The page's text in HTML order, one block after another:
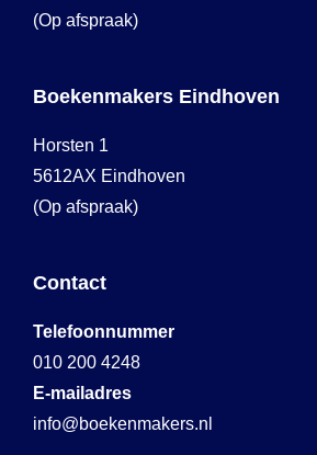
(Op afspraak)
Boekenmakers Eindhoven
Horsten 1
5612AX Eindhoven
(Op afspraak)
Contact
Telefoonnummer
010 200 4248
E-mailadres
info@boekenmakers.nl